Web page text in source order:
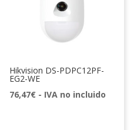
Hikvision DS-PDPC12PF-
EG2-WE
76,47€ - IVA no incluido